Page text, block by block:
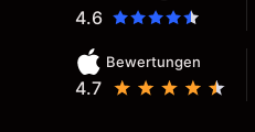
4.6
Bewertungen
4.7